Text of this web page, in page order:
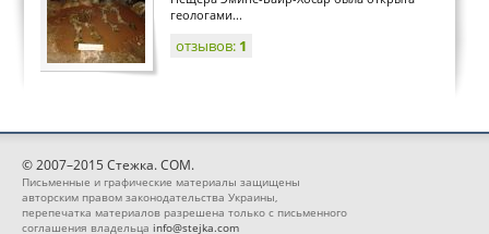
геологами...
отзывов: 1
© 2007–2015 Стежка. COM.
Письменные и графические материалы защищены
авторским правом законодательства Украины,
перепечатка материалов разрешена только с письменного
соглашения владельца info@stejka.com